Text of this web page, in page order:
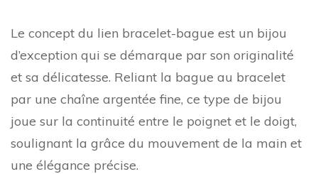
Le concept du lien bracelet-bague est un bijou
d’exception qui se démarque par son originalité
et sa délicatesse. Reliant la bague au bracelet
par une chaîne argentée fine, ce type de bijou
joue sur la continuité entre le poignet et le doigt,
soulignant la grâce du mouvement de la main et
une élégance précise.